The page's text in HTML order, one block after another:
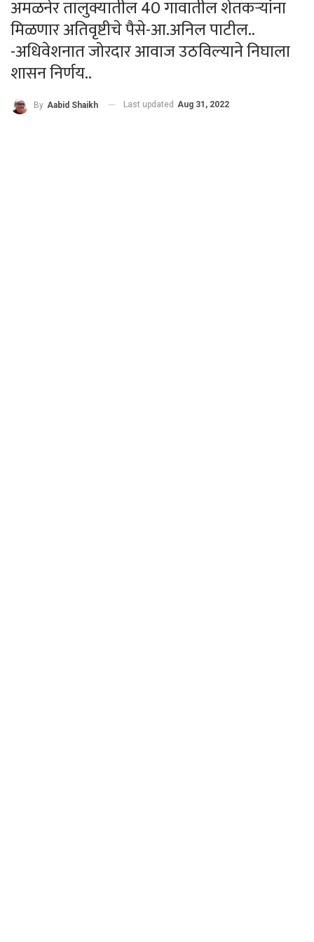
अमळनेर तालुक्यातील 40 गावातील शेतकऱ्यांना
मिळणार अतिवृष्टीचे पैसे-आ.अनिल पाटील..
-अधिवेशनात जोरदार आवाज उठविल्याने निघाला
शासन निर्णय..
By Aabid Shaikh Last updated Aug 31, 2022